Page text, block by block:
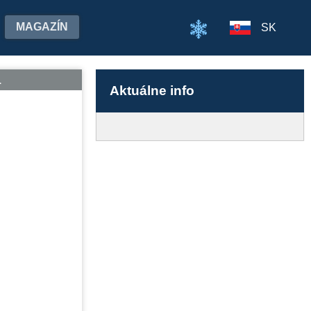
MAGAZÍN SK
Aktuálne info